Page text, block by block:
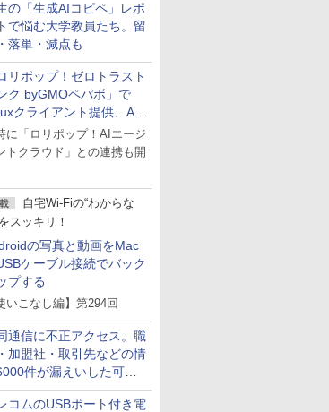
の「生成AIコピペ」レポ
で悩む大学教員たち。留
落単・減点も
リポップ！ゼロトラスト
ク byGMOペパボ」で
クライアント提供、AI
ジェントの接続が容易に
に「ロリポップ！AIエージ
トクラウド」との連携も開
自宅Wi-Fiの“わからな
スッキリ！
の写真と動画をMac
ケーブル接続でバック
プする
いこなし編】第294回
通信に不正アクセス。職
加盟社・取引先などの情
件が漏えいした可能
コムのUSBポート付き電